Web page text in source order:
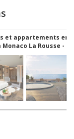
et appartements en
La Rousse -